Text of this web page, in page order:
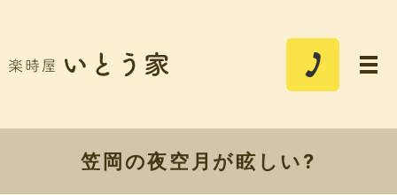
笠岡の夜空月が眩しい?